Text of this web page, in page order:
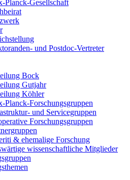
Planck-Gesellschaft
und Postdoc-Vertreter
Bock
Gutjahr
Köhler
Planck-Forschungsgruppen
und Servicegruppen
Forschungsgruppen
& ehemalige Forschung
wissenschaftliche Mitglieder